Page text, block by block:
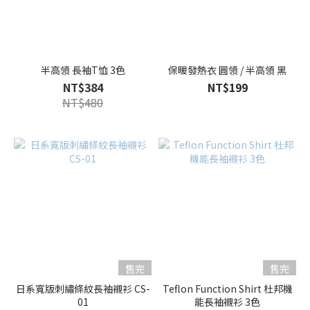
半高領 長袖T恤 3色
NT$384
NT$480
保暖發熱衣 圓領 / 半高領 黑
NT$199
售完
日系寬版刺繡條紋長袖襯衫 CS-
01
售完
Teflon Function Shirt 杜邦機
能長袖襯衫 3色